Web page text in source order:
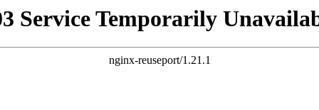
Service Temporarily
nginx-reuseport/1.21.1